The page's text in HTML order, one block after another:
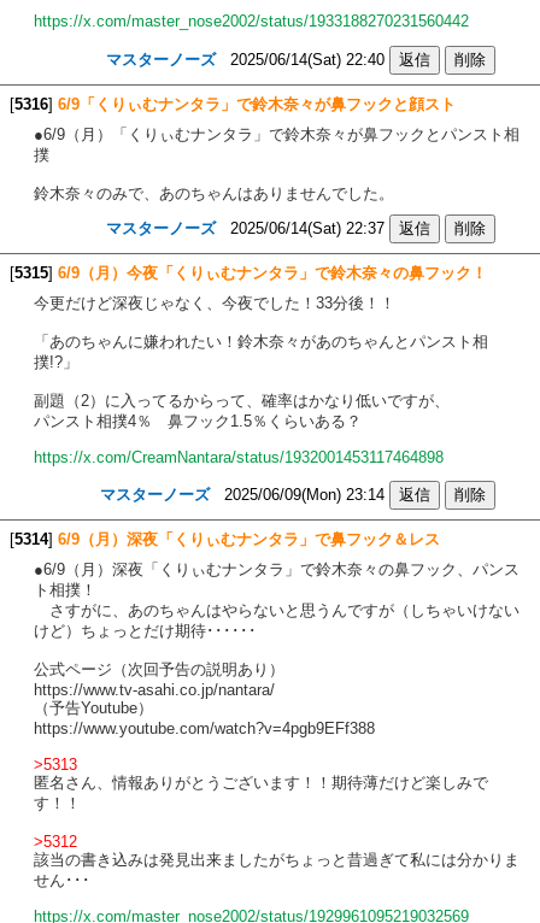
https://x.com/master_nose2002/status/1933188270231560442
マスターノーズ2025/06/14(Sat) 22:40
[5316] 6/9「くりぃむナンタラ」で鈴木奈々が鼻フックと顔スト
●6/9（月）「くりぃむナンタラ」で鈴木奈々が鼻フックとパンスト相
撲
鈴木奈々のみで、あのちゃんはありませんでした。
マスターノーズ2025/06/14(Sat) 22:37
[5315] 6/9（月）今夜「くりぃむナンタラ」で鈴木奈々の鼻フック！
今更だけど深夜じゃなく、今夜でした！33分後！！
「あのちゃんに嫌われたい！鈴木奈々があのちゃんとパンスト相
撲!?」
副題（2）に入ってるからって、確率はかなり低いですが、
パンスト相撲4％ 鼻フック1.5％くらいある？
https://x.com/CreamNantara/status/1932001453117464898
マスターノーズ2025/06/09(Mon) 23:14
[5314] 6/9（月）深夜「くりぃむナンタラ」で鼻フック＆レス
●6/9（月）深夜「くりぃむナンタラ」で鈴木奈々の鼻フック、パンス
ト相撲！
さすがに、あのちゃんはやらないと思うんですが（しちゃいけない
けど）ちょっとだけ期待･･････
公式ページ（次回予告の説明あり）
https://www.tv-asahi.co.jp/nantara/
（予告Youtube）
https://www.youtube.com/watch?v=4pgb9EFf388
>5313
匿名さん、情報ありがとうございます！！期待薄だけど楽しみで
す！！
>5312
該当の書き込みは発見出来ましたがちょっと昔過ぎて私には分かりま
せん･･･
https://x.com/master_nose2002/status/1929961095219032569